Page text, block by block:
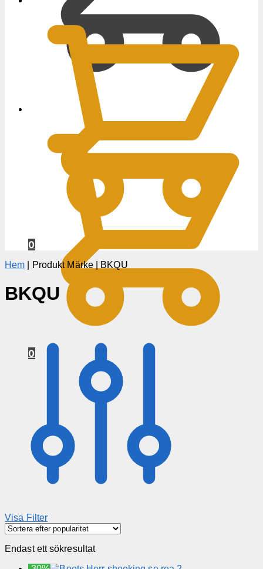
0
0
Hem Produkt Märke| BKQU
BKQU
Visa Filter
Endast ett sökresultat